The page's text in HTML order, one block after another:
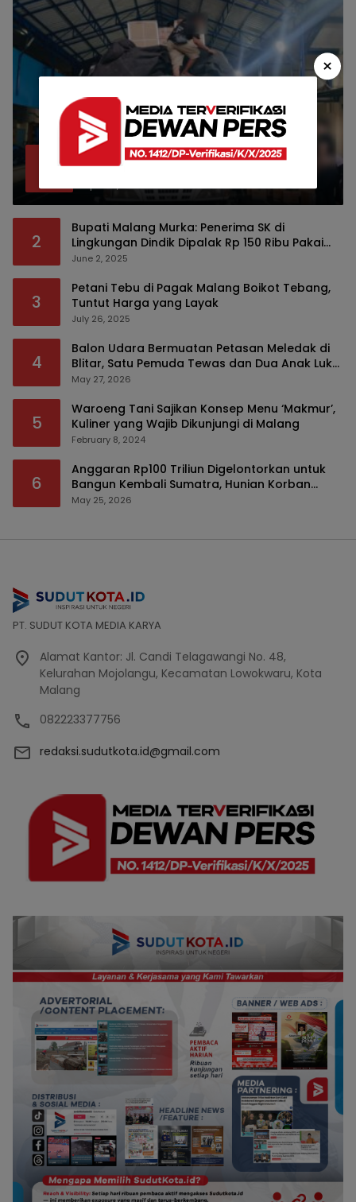
Bea Cukai Malang Sita 172 Ribu Batang
Rokok Ilegal Bermodus Kemasan Sabun
April 22, 2026
2
Bupati Malang Murka: Penerima SK di
Lingkungan Dindik Dipalak Rp 150 Ribu Pakai
Modus Tumpengan, KPK Turut Pantau
June 2, 2025
3
Petani Tebu di Pagak Malang Boikot Tebang,
Tuntut Harga yang Layak
July 26, 2025
4
Balon Udara Bermuatan Petasan Meledak di
Blitar, Satu Pemuda Tewas dan Dua Anak Luka
Serius
May 27, 2026
5
Waroeng Tani Sajikan Konsep Menu ‘Makmur’,
Kuliner yang Wajib Dikunjungi di Malang
February 8, 2024
6
Anggaran Rp100 Triliun Digelontorkan untuk
Bangun Kembali Sumatra, Hunian Korban
Bencana Bakal Difokuskan
May 25, 2026
PT. SUDUT KOTA MEDIA KARYA
Alamat Kantor: Jl. Candi Telagawangi No. 48,
Kelurahan Mojolangu, Kecamatan Lowokwaru, Kota
Malang
082223377756
redaksi.sudutkota.id@gmail.com
×